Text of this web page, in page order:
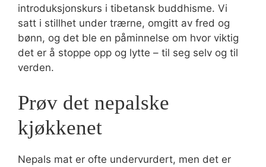
introduksjonskurs i tibetansk buddhisme. Vi
satt i stillhet under trærne, omgitt av fred og
bønn, og det ble en påminnelse om hvor viktig
det er å stoppe opp og lytte – til seg selv og til
verden.
Prøv det nepalske
kjøkkenet
Nepals mat er ofte undervurdert, men det er